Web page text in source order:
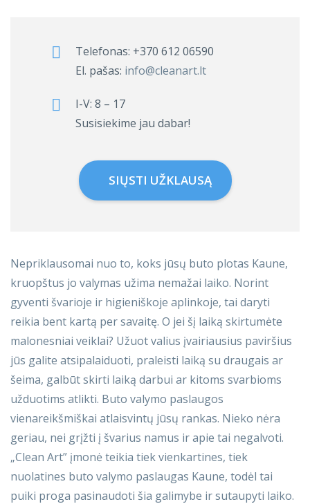
Telefonas: +370 612 06590
El. pašas: info@cleanart.lt
I-V: 8 – 17
Susisiekime jau dabar!
SIŲSTI UŽKLAUSĄ
Nepriklausomai nuo to, koks jūsų buto plotas Kaune,
kruopštus jo valymas užima nemažai laiko. Norint
gyventi švarioje ir higieniškoje aplinkoje, tai daryti
reikia bent kartą per savaitę. O jei šį laiką skirtumėte
malonesniai veiklai? Užuot valius įvairiausius paviršius
jūs galite atsipalaiduoti, praleisti laiką su draugais ar
šeima, galbūt skirti laiką darbui ar kitoms svarbioms
užduotims atlikti. Buto valymo paslaugos
vienareikšmiškai atlaisvintų jūsų rankas. Nieko nėra
geriau, nei grįžti į švarius namus ir apie tai negalvoti.
„Clean Art” įmonė teikia tiek vienkartines, tiek
nuolatines buto valymo paslaugas Kaune, todėl tai
puiki proga pasinaudoti šia galimybe ir sutaupyti laiko.